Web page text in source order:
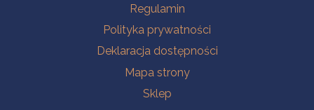
Regulamin
Polityka prywatności
Deklaracja dostępności
Mapa strony
Sklep